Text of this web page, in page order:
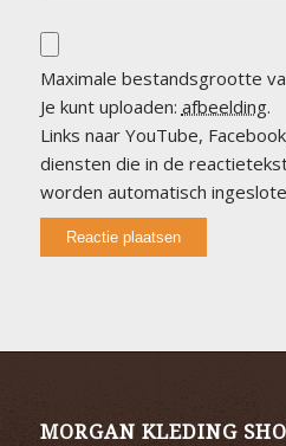
Maximale bestandsgrootte
Je kunt uploaden: afbeelding.
Links naar YouTube,
diensten die in de
worden automatisch
MORGAN KLEDING